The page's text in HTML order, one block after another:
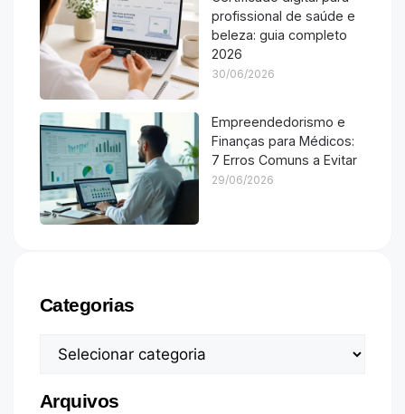
profissional de saúde e
beleza: guia completo
2026
30/06/2026
Empreendedorismo e
Finanças para Médicos:
7 Erros Comuns a Evitar
29/06/2026
Categorias
Arquivos